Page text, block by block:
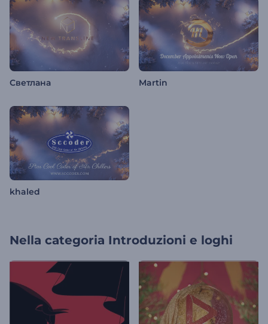
Светлана Martin
khaled
Nella categoria Introduzioni e loghi